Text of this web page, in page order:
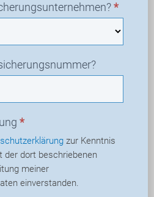
*
*
zur Kenntnis
der dort beschriebenen
meiner
einverstanden.